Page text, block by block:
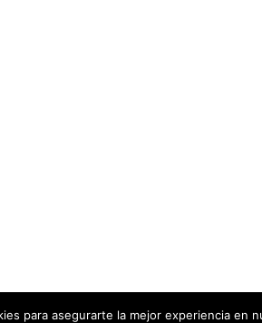
para asegurarte la mejor experiencia